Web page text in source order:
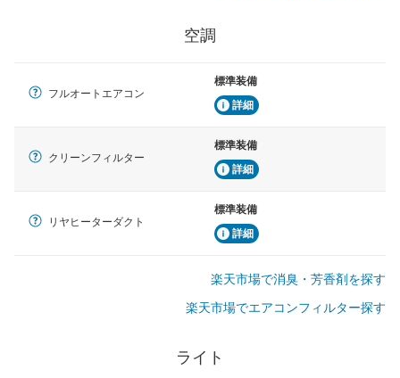
空調
フルオートエアコン
標準装備
詳細
クリーンフィルター
標準装備
詳細
リヤヒーターダクト
標準装備
詳細
楽天市場で消臭・芳香剤を探す
楽天市場でエアコンフィルター探す
ライト